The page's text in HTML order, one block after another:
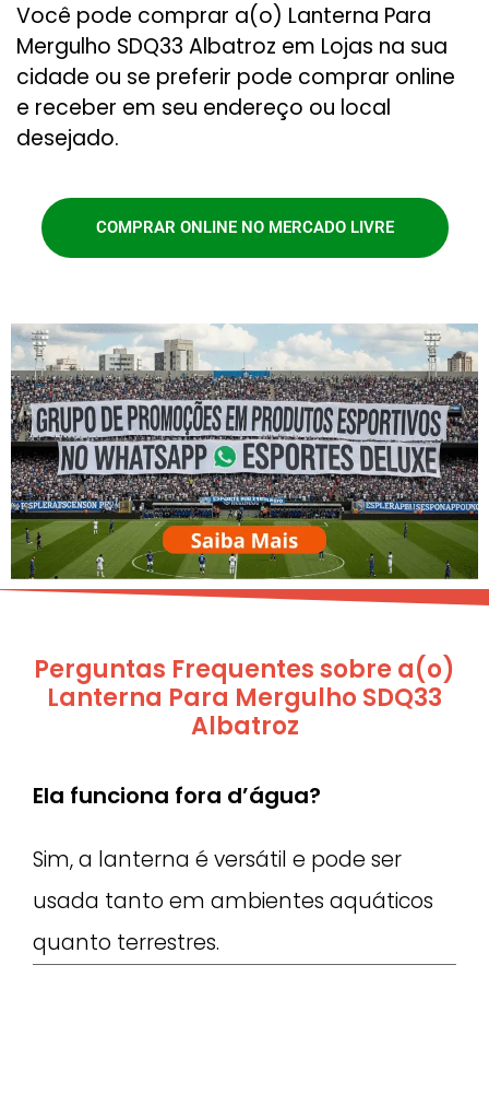
Você pode comprar a(o) Lanterna Para
Mergulho SDQ33 Albatroz em Lojas na sua
cidade ou se preferir pode comprar online
e receber em seu endereço ou local
desejado.
COMPRAR ONLINE NO MERCADO LIVRE
Perguntas Frequentes sobre a(o)
Lanterna Para Mergulho SDQ33
Albatroz
Ela funciona fora d’água?
Sim, a lanterna é versátil e pode ser
usada tanto em ambientes aquáticos
quanto terrestres.